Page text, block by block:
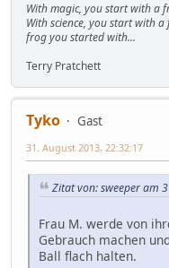
With magic, you start with a
With science, you start with
frog you started with...
Terry Pratchett
Tyko
Gast
31. August 2013, 22:32:17
Zitat von: sweeper am
Frau M. werde von
Gebrauch machen
Ball flach halten.